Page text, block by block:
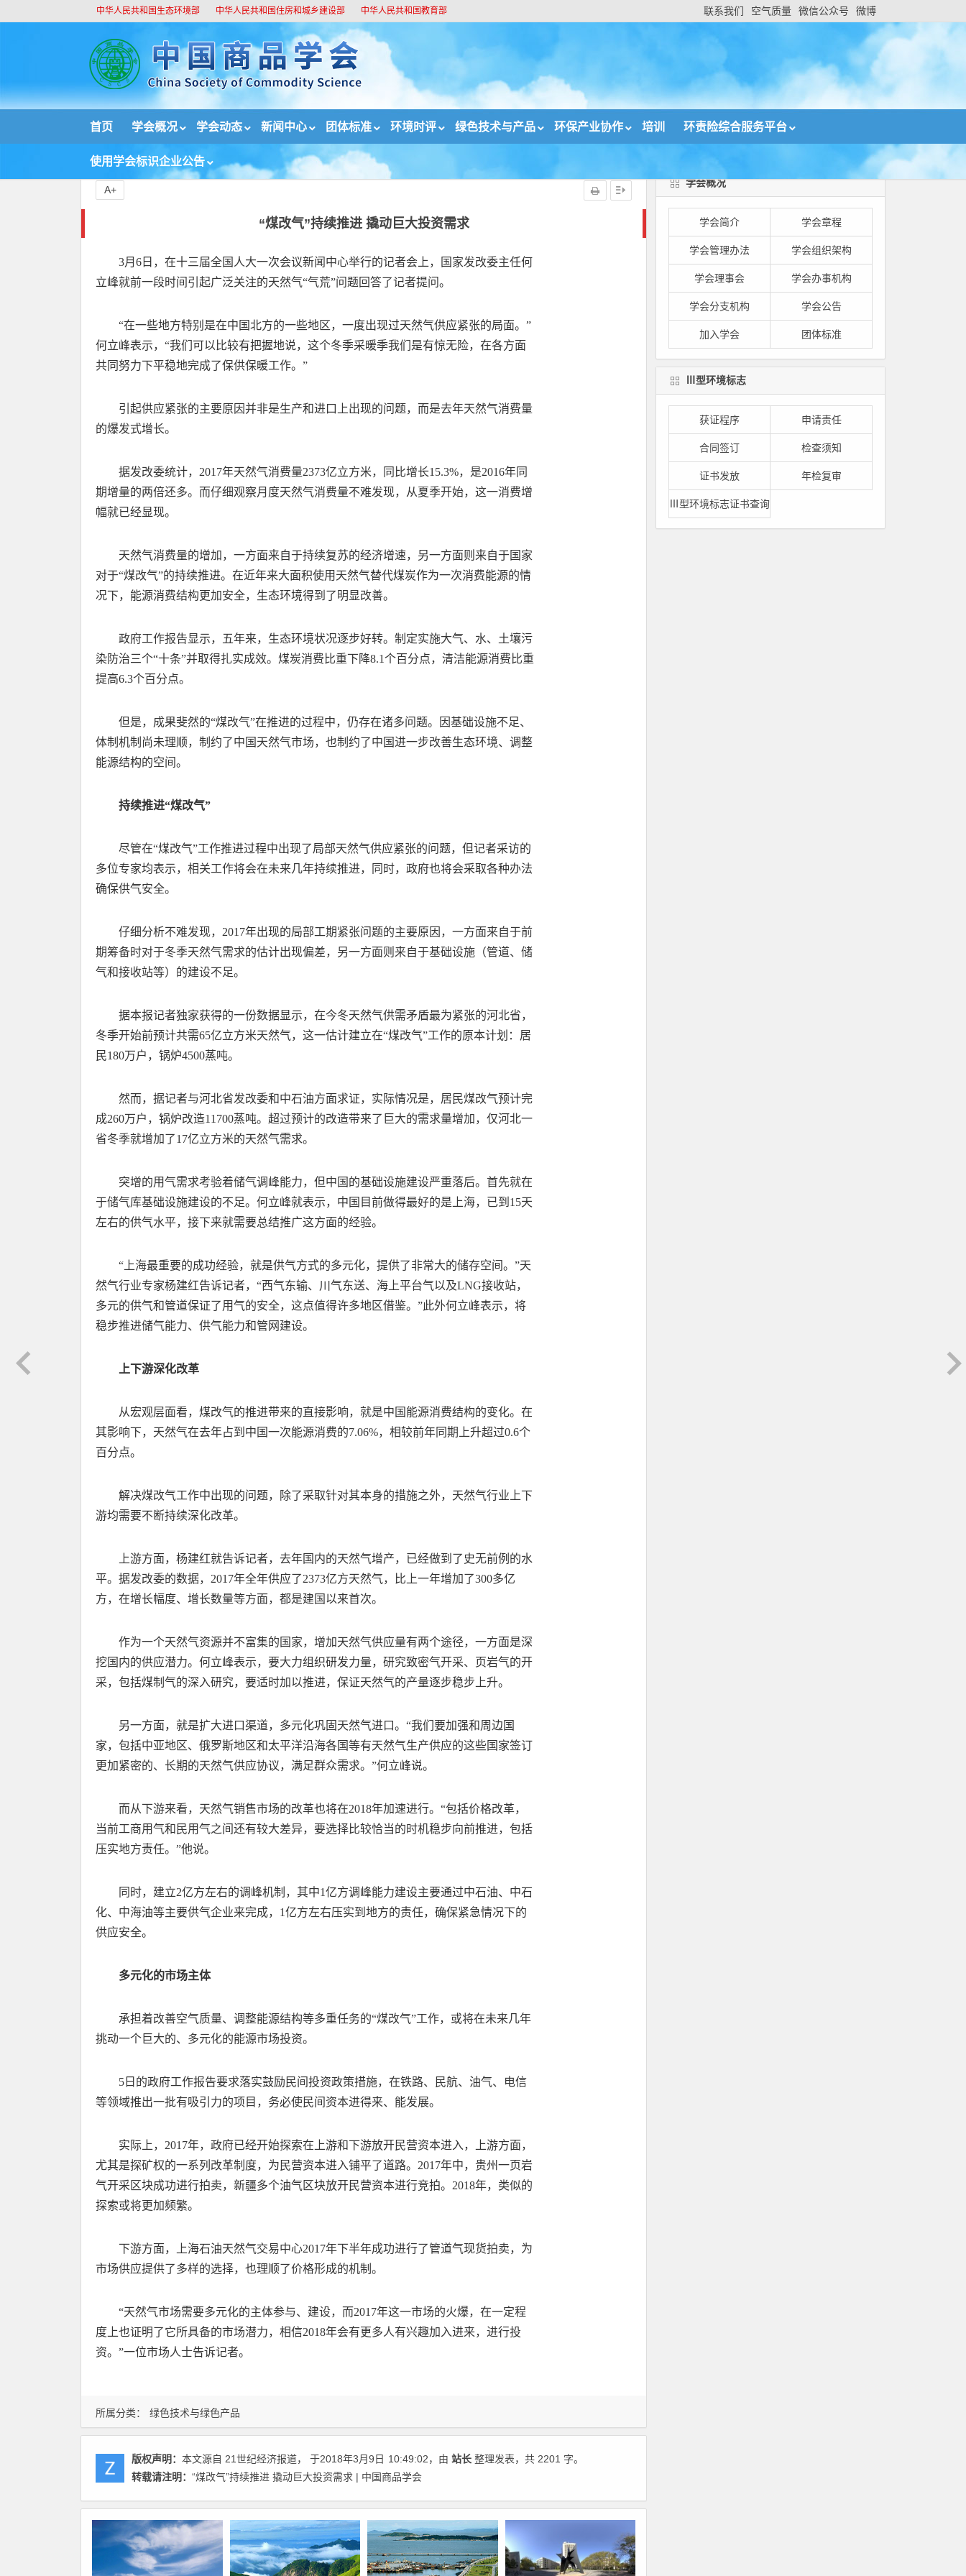
中华人民共和国生态环境部 中华人民共和国住房和城乡建设部 中华人民共和国教育部 联系我们 空气质量 微信公众号 微博
首页 学会概况 学会动态 新闻中心 团体标准 环境时评 绿色技术与产品 环保产业协作 培训 环责险综合服务平台
使用学会标识企业公告
//
首页 绿色技术与绿色产品 “煤改气”持续推进 撬动巨大投资需求
“煤改气”持续推进 撬动巨大投资需求
A+
所属分类： 绿色技术与绿色产品
3月6日，在十三届全国人大一次会议新闻中心举行的记者会上，国家发改委主任何
立峰就前一段时间引起广泛关注的天然气“气荒”问题回答了记者提问。
“在一些地方特别是在中国北方的一些地区，一度出现过天然气供应紧张的局面。”
何立峰表示，“我们可以比较有把握地说，这个冬季采暖季我们是有惊无险，在各方面
共同努力下平稳地完成了保供保暖工作。”
引起供应紧张的主要原因并非是生产和进口上出现的问题，而是去年天然气消费量
的爆发式增长。
据发改委统计，2017年天然气消费量2373亿立方米，同比增长15.3%，是2016年同
期增量的两倍还多。而仔细观察月度天然气消费量不难发现，从夏季开始，这一消费增
幅就已经显现。
天然气消费量的增加，一方面来自于持续复苏的经济增速，另一方面则来自于国家
对于“煤改气”的持续推进。在近年来大面积使用天然气替代煤炭作为一次消费能源的情
况下，能源消费结构更加安全，生态环境得到了明显改善。
政府工作报告显示，五年来，生态环境状况逐步好转。制定实施大气、水、土壤污
染防治三个“十条”并取得扎实成效。煤炭消费比重下降8.1个百分点，清洁能源消费比重
提高6.3个百分点。
但是，成果斐然的“煤改气”在推进的过程中，仍存在诸多问题。因基础设施不足、
体制机制尚未理顺，制约了中国天然气市场，也制约了中国进一步改善生态环境、调整
能源结构的空间。
持续推进“煤改气”
尽管在“煤改气”工作推进过程中出现了局部天然气供应紧张的问题，但记者采访的
多位专家均表示，相关工作将会在未来几年持续推进，同时，政府也将会采取各种办法
确保供气安全。
仔细分析不难发现，2017年出现的局部工期紧张问题的主要原因，一方面来自于前
期筹备时对于冬季天然气需求的估计出现偏差，另一方面则来自于基础设施（管道、储
气和接收站等）的建设不足。
据本报记者独家获得的一份数据显示，在今冬天然气供需矛盾最为紧张的河北省，
冬季开始前预计共需65亿立方米天然气，这一估计建立在“煤改气”工作的原本计划：居
民180万户，锅炉4500蒸吨。
然而，据记者与河北省发改委和中石油方面求证，实际情况是，居民煤改气预计完
成260万户，锅炉改造11700蒸吨。超过预计的改造带来了巨大的需求量增加，仅河北一
省冬季就增加了17亿立方米的天然气需求。
突增的用气需求考验着储气调峰能力，但中国的基础设施建设严重落后。首先就在
于储气库基础设施建设的不足。何立峰就表示，中国目前做得最好的是上海，已到15天
左右的供气水平，接下来就需要总结推广这方面的经验。
“上海最重要的成功经验，就是供气方式的多元化，提供了非常大的储存空间。”天
然气行业专家杨建红告诉记者，“西气东输、川气东送、海上平台气以及LNG接收站，
多元的供气和管道保证了用气的安全，这点值得许多地区借鉴。”此外何立峰表示，将
稳步推进储气能力、供气能力和管网建设。
上下游深化改革
从宏观层面看，煤改气的推进带来的直接影响，就是中国能源消费结构的变化。在
其影响下，天然气在去年占到中国一次能源消费的7.06%，相较前年同期上升超过0.6个
百分点。
解决煤改气工作中出现的问题，除了采取针对其本身的措施之外，天然气行业上下
游均需要不断持续深化改革。
上游方面，杨建红就告诉记者，去年国内的天然气增产，已经做到了史无前例的水
平。据发改委的数据，2017年全年供应了2373亿方天然气，比上一年增加了300多亿
方，在增长幅度、增长数量等方面，都是建国以来首次。
作为一个天然气资源并不富集的国家，增加天然气供应量有两个途径，一方面是深
挖国内的供应潜力。何立峰表示，要大力组织研发力量，研究致密气开采、页岩气的开
采，包括煤制气的深入研究，要适时加以推进，保证天然气的产量逐步稳步上升。
另一方面，就是扩大进口渠道，多元化巩固天然气进口。“我们要加强和周边国
家，包括中亚地区、俄罗斯地区和太平洋沿海各国等有天然气生产供应的这些国家签订
更加紧密的、长期的天然气供应协议，满足群众需求。”何立峰说。
而从下游来看，天然气销售市场的改革也将在2018年加速进行。“包括价格改革，
当前工商用气和民用气之间还有较大差异，要选择比较恰当的时机稳步向前推进，包括
压实地方责任。”他说。
同时，建立2亿方左右的调峰机制，其中1亿方调峰能力建设主要通过中石油、中石
化、中海油等主要供气企业来完成，1亿方左右压实到地方的责任，确保紧急情况下的
供应安全。
多元化的市场主体
承担着改善空气质量、调整能源结构等多重任务的“煤改气”工作，或将在未来几年
挑动一个巨大的、多元化的能源市场投资。
5日的政府工作报告要求落实鼓励民间投资政策措施，在铁路、民航、油气、电信
等领域推出一批有吸引力的项目，务必使民间资本进得来、能发展。
实际上，2017年，政府已经开始探索在上游和下游放开民营资本进入，上游方面，
尤其是探矿权的一系列改革制度，为民营资本进入铺平了道路。2017年中，贵州一页岩
气开采区块成功进行拍卖，新疆多个油气区块放开民营资本进行竞拍。2018年，类似的
探索或将更加频繁。
下游方面，上海石油天然气交易中心2017年下半年成功进行了管道气现货拍卖，为
市场供应提供了多样的选择，也理顺了价格形成的机制。
“天然气市场需要多元化的主体参与、建设，而2017年这一市场的火爆，在一定程
度上也证明了它所具备的市场潜力，相信2018年会有更多人有兴趣加入进来，进行投
资。”一位市场人士告诉记者。
版权声明： 本文源自 21世纪经济报道， 于2018年3月9日 10:49:02，由 站长 整理发表，共 2201 字。
转载请注明： “煤改气”持续推进 撬动巨大投资需求 | 中国商品学会
学会概况
学会简介 学会章程
学会管理办法 学会组织架构
学会理事会 学会办事机构
学会分支机构 学会公告
加入学会 团体标准
Ⅲ型环境标志
获证程序 申请责任
合同签订 检查须知
证书发放 年检复审
Ⅲ型环境标志证书查询